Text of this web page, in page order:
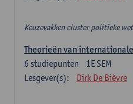
Keuzevakken cluster politieke
Theorieën van
1E SEM
6 studiepunten
Lesgever(s):
Dirk De Bièvre